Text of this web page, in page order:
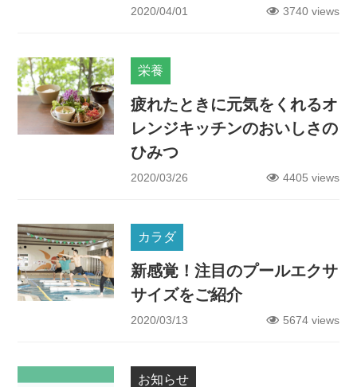
2020/04/01 3740 views
栄養
疲れたときに元気をくれるオ
レンジキッチンのおいしさの
ひみつ
2020/03/26 4405 views
カラダ
新感覚！注目のプールエクサ
サイズをご紹介
2020/03/13 5674 views
お知らせ